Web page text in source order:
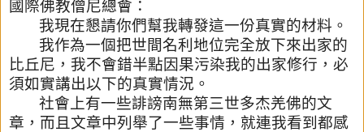
國際佛教僧尼總會：
我現在懇請你們幫我轉發這一份真實的材料。
我作為一個把世間名利地位完全放下來出家的
比丘尼，我不會錯半點因果污染我的出家修行，必
須如實講出以下的真實情況。
社會上有一些誹謗南無第三世多杰羌佛的文
章，而且文章中列舉了一些事情，就連我看到都感